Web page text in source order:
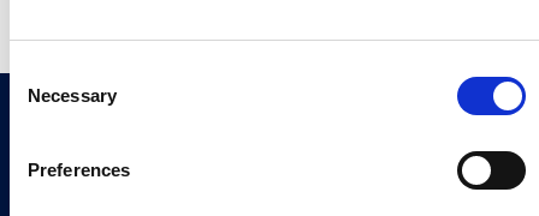
C
Necessary
Preferences
Join our newsletter